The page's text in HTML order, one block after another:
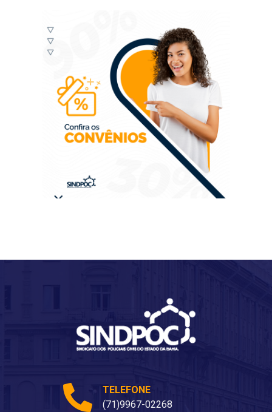
TELEFONE
(71)9967-02268